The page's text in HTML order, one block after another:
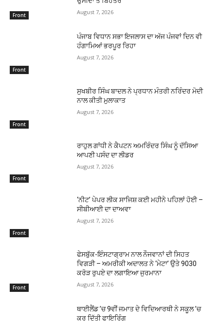
Front August 7, 2026
Front
ਪੰਜਾਬ ਵਿਧਾਨ ਸਭਾ ਇਜਲਾਸ ਦਾ ਅੱਜ ਪੰਜਵਾਂ ਦਿਨ ਵੀ
ਹੰਗਾਮਿਆਂ ਭਰਪੂਰ ਰਿਹਾ
August 7, 2026
Front
ਸੁਖਬੀਰ ਸਿੰਘ ਬਾਦਲ ਨੇ ਪ੍ਰਧਾਨ ਮੰਤਰੀ ਨਰਿੰਦਰ ਮੋਦੀ
ਨਾਲ ਕੀਤੀ ਮੁਲਾਕਾਤ
August 7, 2026
Front
ਰਾਹੁਲ ਗਾਂਧੀ ਨੇ ਕੈਪਟਨ ਅਮਰਿੰਦਰ ਸਿੰਘ ਨੂੰ ਦੱਸਿਆ
ਆਪਣੀ ਪਸੰਦ ਦਾ ਲੀਡਰ
August 7, 2026
Front
‘ਨੀਟ’ ਪੇਪਰ ਲੀਕ ਸਾਜਿਸ਼ ਕਈ ਮਹੀਨੇ ਪਹਿਲਾਂ ਹੋਈ –
ਸੀਬੀਆਈ ਦਾ ਦਾਅਵਾ
August 7, 2026
Front
ਫੇਸਬੁੱਕ-ਇੰਸਟਾਗ੍ਰਾਮ ਨਾਲ ਨੌਜਵਾਨਾਂ ਦੀ ਸਿਹਤ
ਵਿਗੜੀ – ਅਮਰੀਕੀ ਅਦਾਲਤ ਨੇ ‘ਮੇਟਾ’ ਉਤੇ 9030
ਕਰੋੜ ਰੁਪਏ ਦਾ ਲਗਾਇਆ ਜੁਰਮਾਨਾ
August 7, 2026
ਥਾਈਲੈਂਡ ’ਚ 9ਵੀਂ ਜਮਾਤ ਦੇ ਵਿਦਿਆਰਥੀ ਨੇ ਸਕੂਲ ’ਚ
ਕਰ ਦਿੱਤੀ ਫਾਇਰਿੰਗ